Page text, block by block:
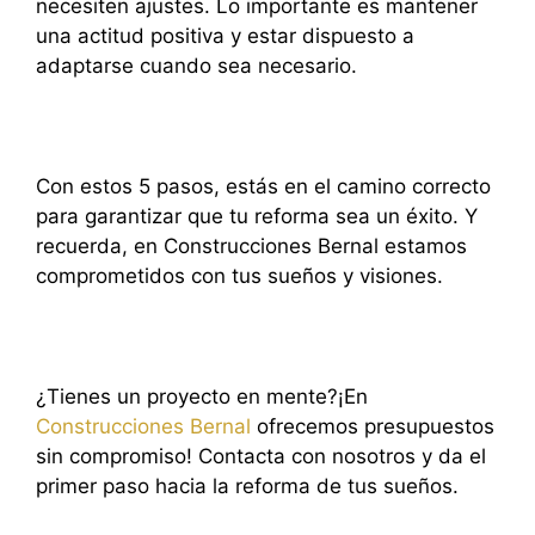
necesiten ajustes. Lo importante es mantener
una actitud positiva y estar dispuesto a
adaptarse cuando sea necesario.
Con estos 5 pasos, estás en el camino correcto
para garantizar que tu reforma sea un éxito. Y
recuerda, en Construcciones Bernal estamos
comprometidos con tus sueños y visiones.
¿Tienes un proyecto en mente?¡En
Construcciones Bernal ofrecemos presupuestos
sin compromiso! Contacta con nosotros y da el
primer paso hacia la reforma de tus sueños.